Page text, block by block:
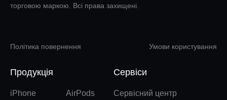
торговою маркою. Всі права захищені.
Політика повернення Умови користування
Продукція
iPhone AirPods
Сервіси
Сервісний центр